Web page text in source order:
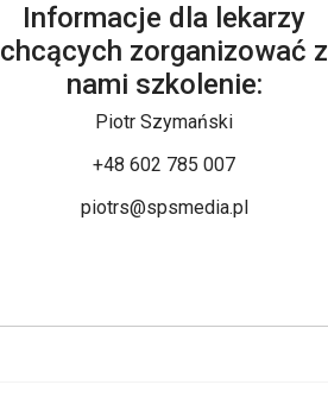
Informacje dla lekarzy
chcących zorganizować z
nami szkolenie:
Piotr Szymański
+48 602 785 007
piotrs@spsmedia.pl